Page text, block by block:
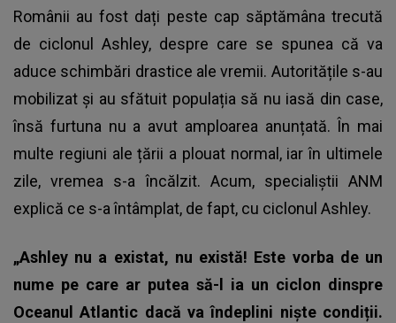
Românii au fost dați peste cap săptămâna trecută
de ciclonul Ashley, despre care se spunea că va
aduce schimbări drastice ale vremii. Autoritățile s-au
mobilizat și au sfătuit populația să nu iasă din case,
însă furtuna nu a avut amploarea anunțată. În mai
multe regiuni ale țării a plouat normal, iar în ultimele
zile, vremea s-a încălzit. Acum, specialiștii ANM
explică ce s-a întâmplat, de fapt, cu ciclonul Ashley.
„Ashley nu a existat, nu există! Este vorba de un
nume pe care ar putea să-l ia un ciclon dinspre
Oceanul Atlantic dacă va îndeplini niște condiții.